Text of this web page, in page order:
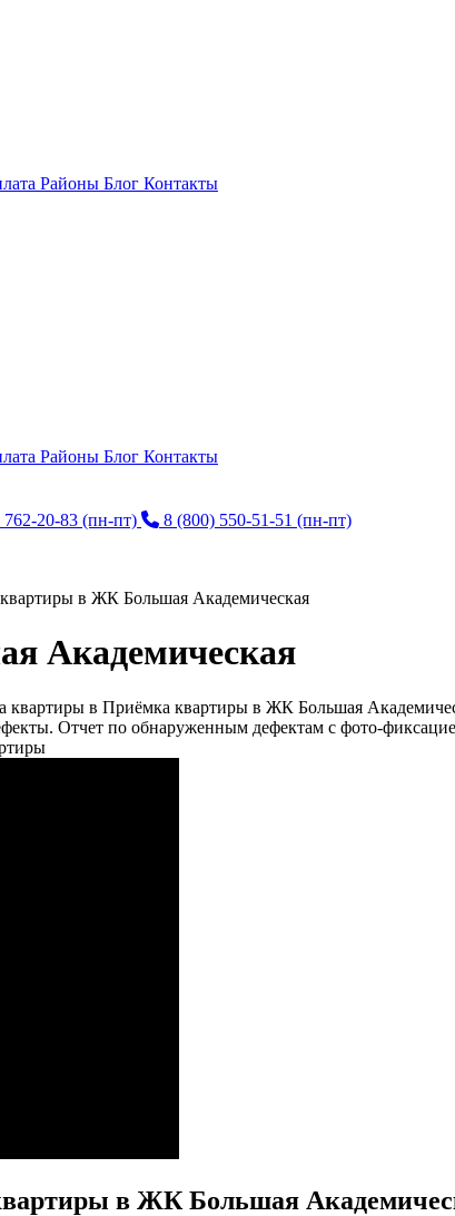
Районы Блог Контакты
Районы Блог Контакты
20-83 (пн-пт) 8 (800) 550-51-51 (пн-пт)
в ЖК Большая Академическая
Академическая
в Приёмка квартиры в ЖК Большая
Отчет по обнаруженным дефектам с фото-
в ЖК Большая